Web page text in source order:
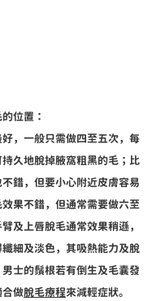
位置：
，一般只需做四至五次，每
久地脫掉腋窩粗黑的毛；比
錯，但要小心附近皮膚容易
果不錯，但通常需要做六至
及上唇脫毛通常效果稍遜，
細及淡色，其吸熱能力及脫
士的鬚根若有倒生及毛囊發
做脫毛療程來減輕症狀。